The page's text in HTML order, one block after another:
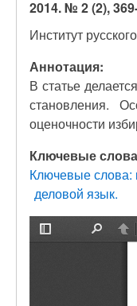
2014. № 2 (2),
Институт
Аннотация:
В статье
становления.
оценочности
Ключевые
Ключевые слова:
деловой язык.